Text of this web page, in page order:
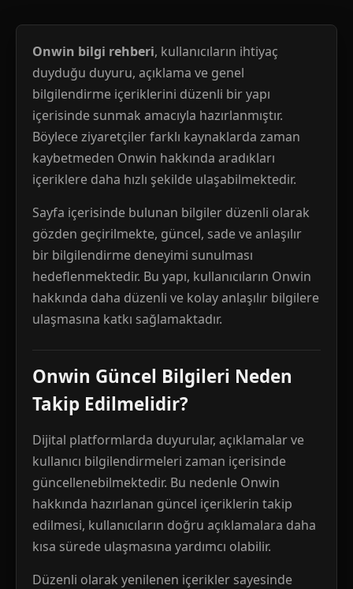
Onwin bilgi rehberi, kullanıcıların ihtiyaç
duyduğu duyuru, açıklama ve genel
bilgilendirme içeriklerini düzenli bir yapı
içerisinde sunmak amacıyla hazırlanmıştır.
Böylece ziyaretçiler farklı kaynaklarda zaman
kaybetmeden Onwin hakkında aradıkları
içeriklere daha hızlı şekilde ulaşabilmektedir.
Sayfa içerisinde bulunan bilgiler düzenli olarak
gözden geçirilmekte, güncel, sade ve anlaşılır
bir bilgilendirme deneyimi sunulması
hedeflenmektedir. Bu yapı, kullanıcıların Onwin
hakkında daha düzenli ve kolay anlaşılır bilgilere
ulaşmasına katkı sağlamaktadır.
Onwin Güncel Bilgileri Neden
Takip Edilmelidir?
Dijital platformlarda duyurular, açıklamalar ve
kullanıcı bilgilendirmeleri zaman içerisinde
güncellenebilmektedir. Bu nedenle Onwin
hakkında hazırlanan güncel içeriklerin takip
edilmesi, kullanıcıların doğru açıklamalara daha
kısa sürede ulaşmasına yardımcı olabilir.
Düzenli olarak yenilenen içerikler sayesinde